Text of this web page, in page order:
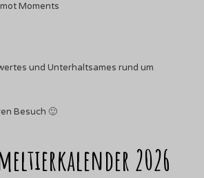
Moments
und Unterhaltsames rund um
Besuch 🙂
2026